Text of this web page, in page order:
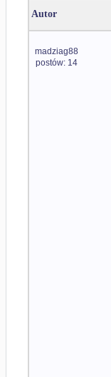
Autor
madziag88
postów: 14